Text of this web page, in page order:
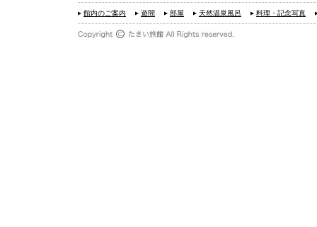
館内のご案内 遊間 部屋 天然温泉風呂 料理・記念写真